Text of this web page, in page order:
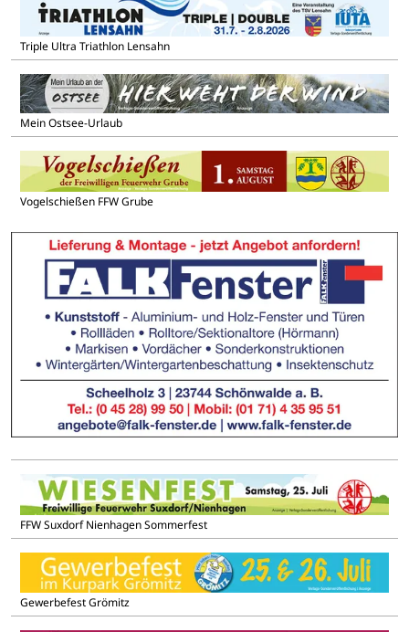
Triple Ultra Triathlon Lensahn
Mein Ostsee-Urlaub
Vogelschießen FFW Grube
FFW Suxdorf Nienhagen Sommerfest
Gewerbefest Grömitz